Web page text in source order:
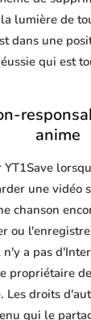
lumière de
dans une
qui est
anime
une vidéo
chanson
ou
a pas
propriétaire
Les droits
qui le